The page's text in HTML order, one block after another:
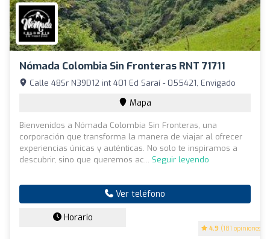
Nómada Colombia Sin Fronteras RNT 71711
4.9 (181 opiniones)
Calle 48Sr N39D12 int 401 Ed Saraí - 055421, Envigado
Mapa
Bienvenidos a Nómada Colombia Sin Fronteras, una
corporación que transforma la manera de viajar al ofrecer
experiencias únicas y auténticas. No solo te inspiramos a
descubrir, sino que queremos ac... Seguir leyendo
Ver teléfono
Horario